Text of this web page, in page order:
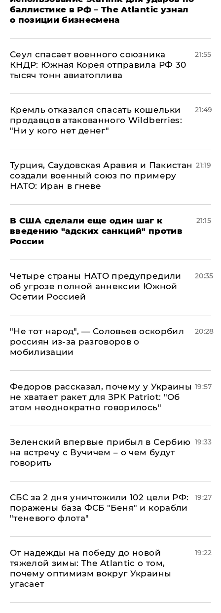
баллистике в РФ – The Atlantic узнал
о позиции бизнесмена
​Сеул спасает военного союзника
КНДР: Южная Корея отправила РФ 30
тысяч тонн авиатоплива
21:55
Кремль отказался спасать кошельки
продавцов атакованного Wildberries:
"Ни у кого нет денег"
21:49
Турция, Саудовская Аравия и Пакистан
создали военный союз по примеру
НАТО: Иран в гневе
21:19
В США сделали еще один шаг к
введению "адских санкций" против
России
21:15
Четыре страны НАТО предупредили
об угрозе полной аннексии Южной
Осетии Россией
20:35
​"Не тот народ", — Соловьев оскорбил
россиян из-за разговоров о
мобилизации
20:28
Федоров рассказал, почему у Украины
не хватает ракет для ЗРК Patriot: "Об
этом неоднократно говорилось"
19:57
Зеленский впервые прибыл в Сербию
на встречу с Вучичем – о чем будут
говорить
19:33
СБС за 2 дня уничтожили 102 цели РФ:
поражены база ФСБ "Беня" и корабли
"теневого флота"
19:27
От надежды на победу до новой
тяжелой зимы: The Atlantic о том,
почему оптимизм вокруг Украины
угасает
19:22